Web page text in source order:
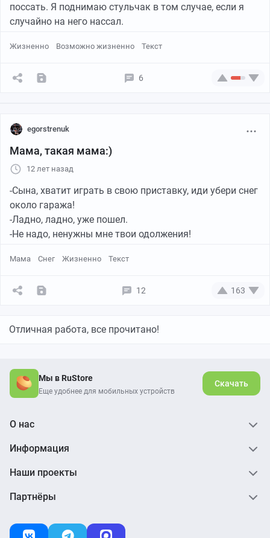
поссать. Я поднимаю стульчак в том случае, если я
случайно на него нассал.
Жизненно Возможно жизненно Текст
6
egorstrenuk
Мама, такая мама:)
12 лет назад
-Сына, хватит играть в свою приставку, иди убери снег
около гаража!
-Ладно, ладно, уже пошел.
-Не надо, ненужны мне твои одолжения!
Мама Снег Жизненно Текст
12 163
Отличная работа, все прочитано!
Мы в RuStore
Еще удобнее для мобильных устройств
Скачать
О нас
Информация
Наши проекты
Партнёры